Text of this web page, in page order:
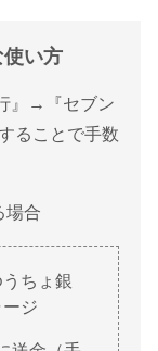
い方
』→『セブン
ることで手数
場合
ちょ銀
ジ